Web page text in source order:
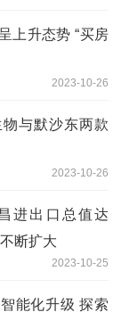
上升态势 “买房
2023-10-26
与默沙东两款
2023-10-26
进出口总值达
断扩大
2023-10-25
能化升级 探索